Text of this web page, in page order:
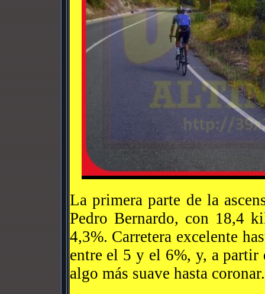
La primera parte de la
Pedro Bernardo, con 18,4
4,3%. Carretera excelente
entre el 5 y el 6%, y, a partir
algo más suave hasta coronar.